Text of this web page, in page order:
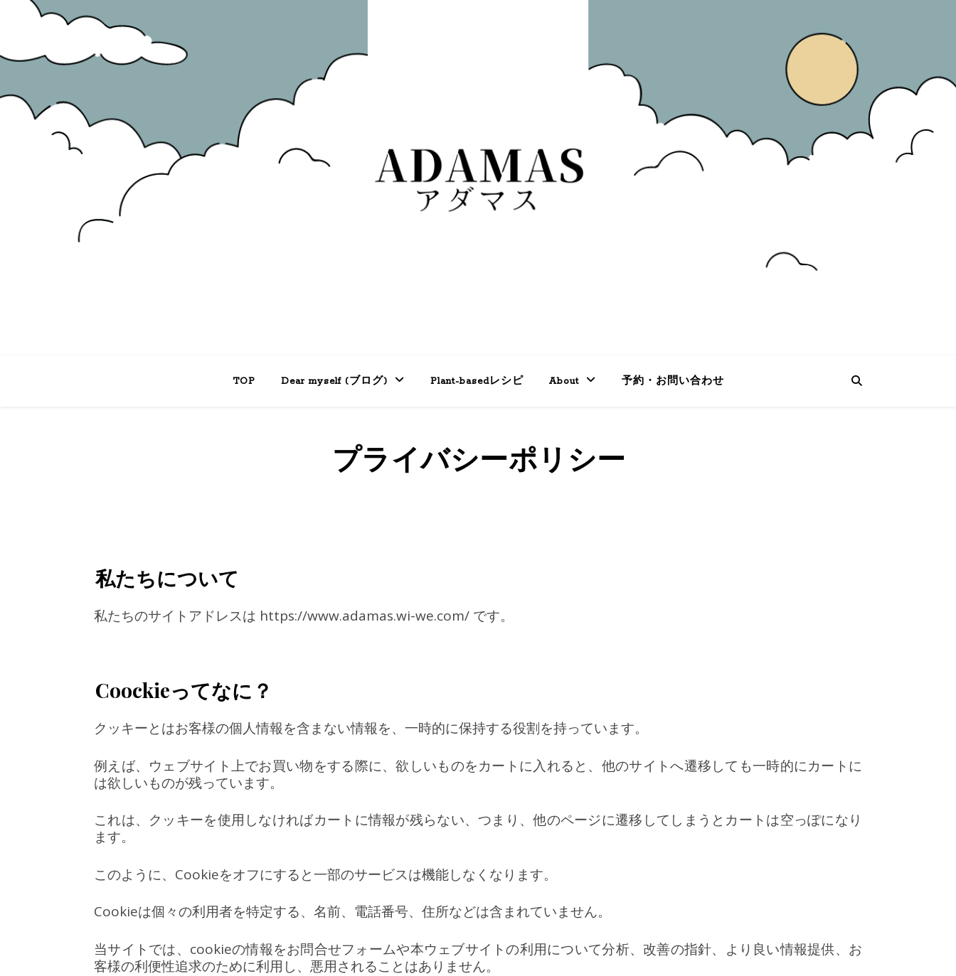
TOP Dear myself (ブログ) Plant-basedレシピ About 予約・お問い合わせ
プライバシーポリシー
私たちについて
私たちのサイトアドレスは https://www.adamas.wi-we.com/ です。
Coockieってなに？
クッキーとはお客様の個人情報を含まない情報を、一時的に保持する役割を持っています。
例えば、ウェブサイト上でお買い物をする際に、欲しいものをカートに入れると、他のサイトへ遷移しても一時的にカートに
は欲しいものが残っています。
これは、クッキーを使用しなければカートに情報が残らない、つまり、他のページに遷移してしまうとカートは空っぽになり
ます。
このように、Cookieをオフにすると一部のサービスは機能しなくなります。
Cookieは個々の利用者を特定する、名前、電話番号、住所などは含まれていません。
当サイトでは、cookieの情報をお問合せフォームや本ウェブサイトの利用について分析、改善の指針、より良い情報提供、お
客様の利便性追求のために利用し、悪用されることはありません。